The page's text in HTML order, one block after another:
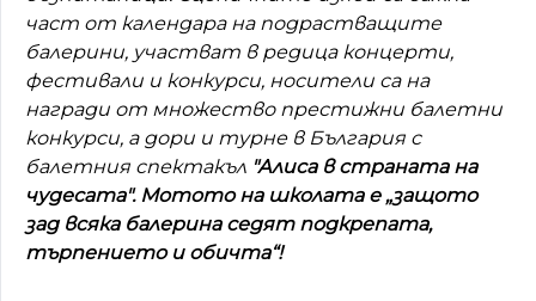
част от календара на подрастващите
балерини, участват в редица концерти,
фестивали и конкурси, носители са на
награди от множество престижни балетни
конкурси, а дори и турне в България с
балетния спектакъл "Алиса в страната на
чудесата". Мотото на школата е „защото
зад всяка балерина седят подкрепата,
търпението и обичта“!